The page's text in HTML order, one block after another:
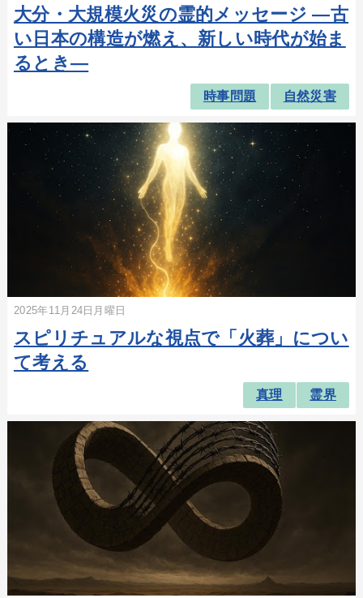
大分・大規模火災の霊的メッセージ ―古
い日本の構造が燃え、新しい時代が始ま
るとき―
時事問題 自然災害
2025年11月24日月曜日
スピリチュアルな視点で「火葬」につい
て考える
真理 霊界